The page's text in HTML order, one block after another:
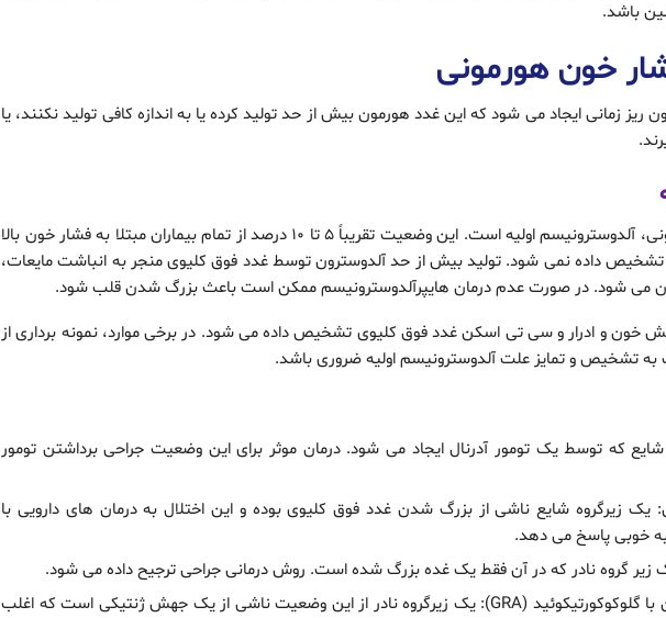
باشد.
خون هورمونی
ریز زمانی ایجاد می شود که این غدد هورمون بیش از حد تولید کرده یا به اندازه کافی تولید نکنند، یا
شایع‌ترین شکل فشار خون هورمونی، آلدوسترونیسم اولیه است. این وضعیت تقریباً 5 تا 10 درصد از تمام بیماران مبتلا به فشار خون بالا
تشخیص داده نمی شود. تولید بیش از حد آلدوسترون توسط غدد فوق کلیوی منجر به انباشت مایعات،
می شود. در صورت عدم درمان هایپرآلدوسترونیسم ممکن است باعث بزرگ شدن قلب شود.
خون و ادرار و سی تی اسکن غدد فوق کلیوی تشخیص داده می شود. در برخی موارد، نمونه برداری از
تشخیص و تمایز علت آلدوسترونیسم اولیه ضروری باشد.
که توسط یک تومور آدرنال ایجاد می شود. درمان موثر برای این وضعیت جراحی برداشتن تومور
یک زیرگروه شایع ناشی از بزرگ شدن غدد فوق کلیوی بوده و این اختلال به درمان های دارویی با
به خوبی پاسخ می دهد.
یک زیر گروه نادر که در آن فقط یک غده بزرگ شده است. روش درمانی جراحی ترجیح داده می شود.
آلدوسترونیسم قابل درمان با گلوکوکورتیکوئید (GRA): یک زیرگروه نادر از این وضعیت ناشی از یک جهش ژنتیکی است که اغلب